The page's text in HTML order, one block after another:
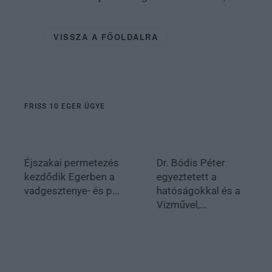
VISSZA A FŐOLDALRA
FRISS 10 EGER ÜGYE
Éjszakai permetezés
kezdődik Egerben a
vadgesztenye- és p...
Dr. Bódis Péter
egyeztetett a
hatóságokkal és a
Vízművel,...